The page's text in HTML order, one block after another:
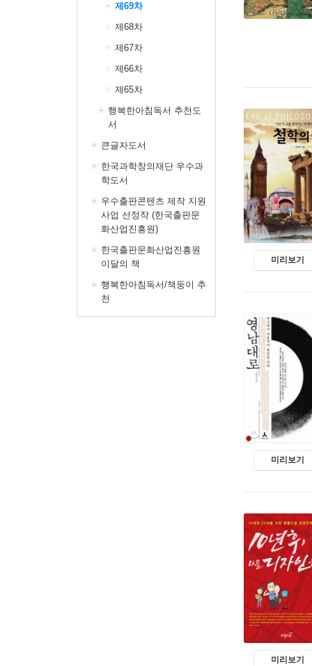
제69차
제68차
제67차
제66차
제65차
행복한아침독서 추천도
서
큰글자도서
한국과학창의재단 우수과
학도서
우수출판콘텐츠 제작 지원
사업 선정작 (한국출판문
화산업진흥원)
한국출판문화산업진흥원
이달의 책
행복한아침독서/책둥이 추
천
미리보기
미리보기
미리보기